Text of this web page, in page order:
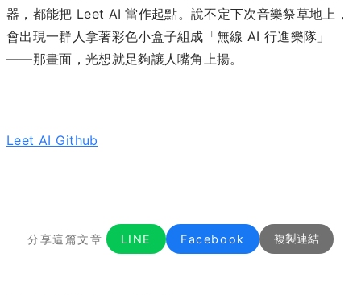
器，都能把 Leet AI 當作起點。說不定下次音樂祭草地上，
會出現一群人拿著彩色小盒子組成「無線 AI 行進樂隊」
——那畫面，光想就足夠讓人嘴角上揚。
Leet AI Github
分享這篇文章 LINE Facebook 複製連結